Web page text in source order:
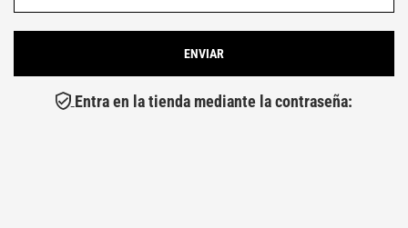
Entra en la tienda mediante la contraseña: